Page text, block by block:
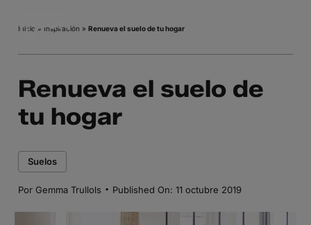
Inicio » Inspiración » Renueva el suelo de tu hogar
Renueva el suelo de
tu hogar
Suelos
Por Gemma Trullols · Published On: 11 octubre 2019